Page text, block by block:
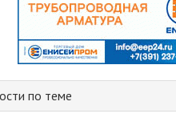
по теме